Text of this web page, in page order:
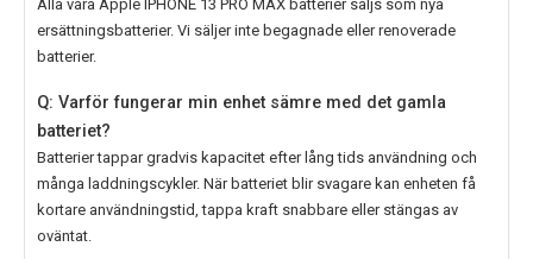
Alla våra Apple IPHONE 13 PRO MAX batterier säljs som nya
ersättningsbatterier. Vi säljer inte begagnade eller renoverade
batterier.
Q: Varför fungerar min enhet sämre med det gamla
batteriet?
Batterier tappar gradvis kapacitet efter lång tids användning och
många laddningscykler. När batteriet blir svagare kan enheten få
kortare användningstid, tappa kraft snabbare eller stängas av
oväntat.